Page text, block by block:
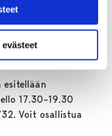
1.
nähtäville
jälkeen
hyväksyttäväksi.
esitellään
17.30–19.30
Voit osallistua